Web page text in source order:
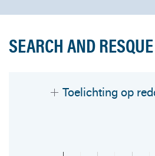
SEARCH AND RESQUE
Toelichting op